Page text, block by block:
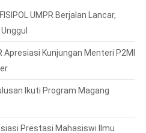
UMPR Berjalan Lancar,
Apresiasi Kunjungan Menteri P2MI
Ikuti Program Magang
Prestasi Mahasiswi Ilmu